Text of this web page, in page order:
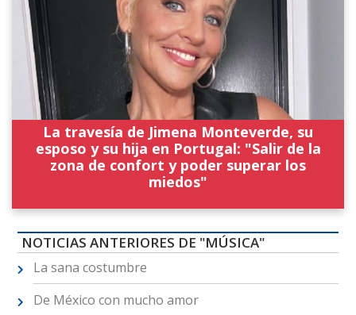
La travesía de Jimena Monteverde, su
esposo y su hija en Portugal: "Salir de la
zona de confort y poder superar los
miedos"
NOTICIAS ANTERIORES DE "MÚSICA"
La sana costumbre
De México con mucho amor